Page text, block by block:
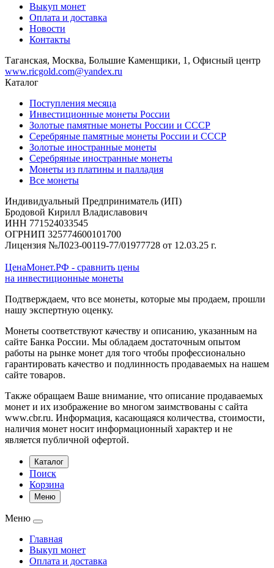
Выкуп монет
Оплата и доставка
Новости
Контакты
Таганская, Москва, Большие Каменщики, 1, Офисный центр
www.ricgold.com@yandex.ru
Каталог
Поступления месяца
Инвестиционные монеты России
Золотые памятные монеты России и СССР
Серебряные памятные монеты России и СССР
Золотые иностранные монеты
Серебряные иностранные монеты
Монеты из платины и палладия
Все монеты
Индивидуальный Предприниматель (ИП)
Бродовой Кирилл Владиславович
ИНН 771524033545
ОГРНИП 325774600101700
Лицензия №Л023-00119-77/01977728 от 12.03.25 г.
ЦенаМонет.РФ - сравнить цены
на инвестиционные монеты
Подтверждаем, что все монеты, которые мы продаем, прошли
нашу экспертную оценку.
Монеты соответствуют качеству и описанию, указанным на
сайте Банка России. Мы обладаем достаточным опытом
работы на рынке монет для того чтобы профессионально
гарантировать качество и подлинность продаваемых на нашем
сайте товаров.
Также обращаем Ваше внимание, что описание продаваемых
монет и их изображение во многом заимствованы с сайта
www.cbr.ru. Информация, касающаяся количества, стоимости,
наличия монет носит информационный характер и не
является публичной офертой.
Каталог
Поиск
Корзина
Меню
Меню
Главная
Выкуп монет
Оплата и доставка